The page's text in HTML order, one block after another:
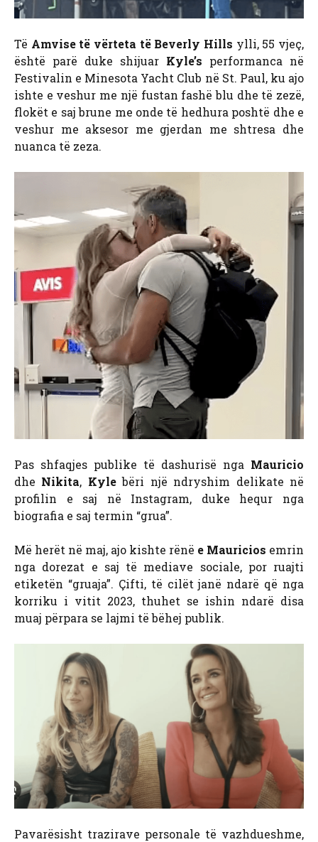
Të Amvise të vërteta të Beverly Hills ylli, 55 vjeç,
është parë duke shijuar Kyle’s performanca në
Festivalin e Minesota Yacht Club në St. Paul, ku ajo
ishte e veshur me një fustan fashë blu dhe të zezë,
flokët e saj brune me onde të hedhura poshtë dhe e
veshur me aksesor me gjerdan me shtresa dhe
nuanca të zeza.
Pas shfaqjes publike të dashurisë nga Mauricio
dhe Nikita, Kylebëri një ndryshim delikate në
profilin e saj në Instagram, duke hequr nga
biografia e saj termin “grua”.
Më herët në maj, ajo kishte rënë e Mauricios emrin
nga dorezat e saj të mediave sociale, por ruajti
etiketën “gruaja”. Çifti, të cilët janë ndarë që nga
korriku i vitit 2023, thuhet se ishin ndarë disa
muaj përpara se lajmi të bëhej publik.
Pavarësisht trazirave personale të vazhdueshme,